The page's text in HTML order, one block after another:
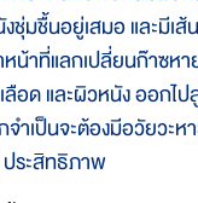
ชุ่มชื้นอยู่เสมอ และมีเ
าที่แลกเปลี่ยนก๊าซหา
อด และผิวหนัง ออก
เป็นจะต้องมีอวัยวะห
ระสิทธิภาพ